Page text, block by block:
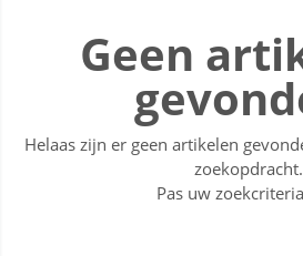
Geen
Helaas zijn er geen artikelen
zoekopdracht.
Pas uw